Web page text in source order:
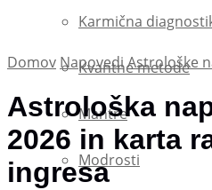
Karmična
Kvantne metode
Mantre
Modrosti
Domov NapovediAstrološke
Astrološka
2026 in karta
ingresa